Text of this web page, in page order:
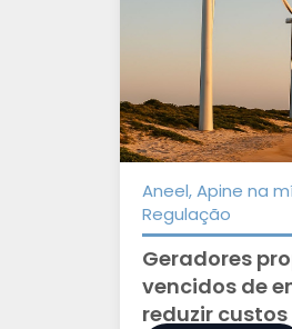
Aneel, Apine na
Regulação
Geradores
vencidos de
reduzir